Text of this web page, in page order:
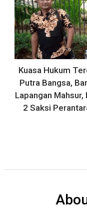
Kuasa Hukum
Putra Bangsa,
Lapangan
2 Saksi